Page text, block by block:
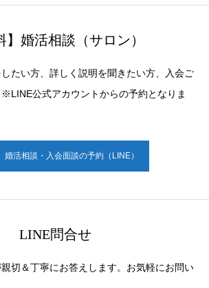
】婚活相談（サロン）
たい方、詳しく説明を聞きたい方、入会ご
公式アカウントからの予約となりま
婚活相談・入会面談の予約（LINE）
LINE問合せ
切＆丁寧にお答えします。お気軽にお問い